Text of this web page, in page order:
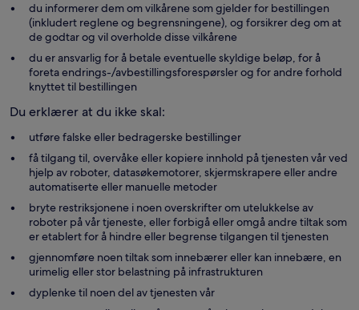
du informerer dem om vilkårene som gjelder for bestillingen
(inkludert reglene og begrensningene), og forsikrer deg om at
de godtar og vil overholde disse vilkårene
du er ansvarlig for å betale eventuelle skyldige beløp, for å
foreta endrings-/avbestillingsforespørsler og for andre forhold
knyttet til bestillingen
Du erklærer at du ikke skal:
utføre falske eller bedragerske bestillinger
få tilgang til, overvåke eller kopiere innhold på tjenesten vår ved
hjelp av roboter, datasøkemotorer, skjermskrapere eller andre
automatiserte eller manuelle metoder
bryte restriksjonene i noen overskrifter om utelukkelse av
roboter på vår tjeneste, eller forbigå eller omgå andre tiltak som
er etablert for å hindre eller begrense tilgangen til tjenesten
gjennomføre noen tiltak som innebærer eller kan innebære, en
urimelig eller stor belastning på infrastrukturen
dyplenke til noen del av tjenesten vår